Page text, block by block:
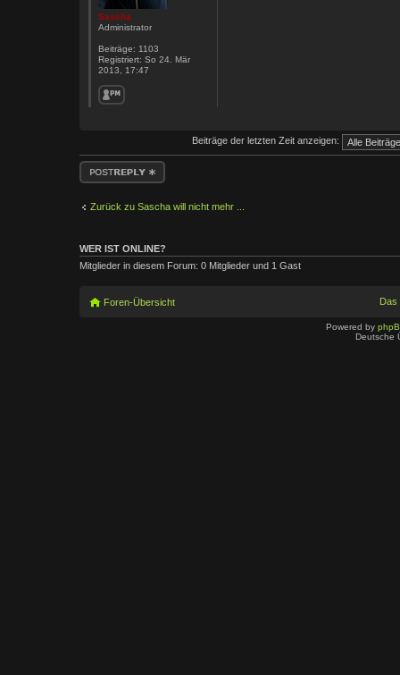
Sascha
Administrator
Beiträge: 1103
Registriert: So 24. Mär
2013, 17:47
Beiträge der letzten Zeit anzeigen:
Antwort erstellen
Zurück zu Sascha will nicht mehr ...
WER IST ONLINE?
Mitglieder in diesem Forum: 0 Mitglieder und 1 Gast
Foren-Übersicht Das
Powered by
Deutsche